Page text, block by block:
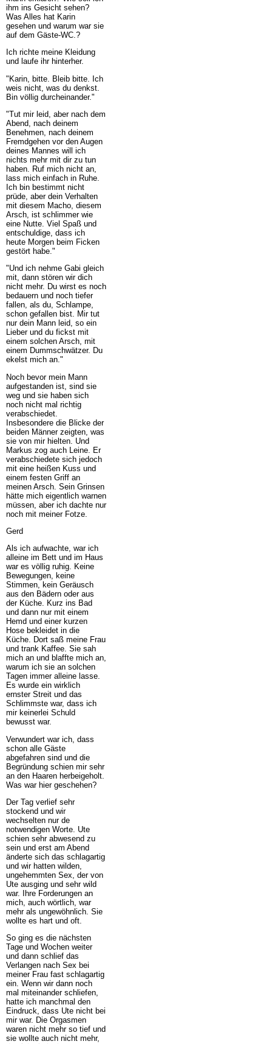
ihm ins Gesicht sehen?
Was Alles hat Karin
gesehen und warum war sie
auf dem Gäste-WC.?
Ich richte meine Kleidung
und laufe ihr hinterher.
"Karin, bitte. Bleib bitte. Ich
weis nicht, was du denkst.
Bin völlig durcheinander."
"Tut mir leid, aber nach dem
Abend, nach deinem
Benehmen, nach deinem
Fremdgehen vor den Augen
deines Mannes will ich
nichts mehr mit dir zu tun
haben. Ruf mich nicht an,
lass mich einfach in Ruhe.
Ich bin bestimmt nicht
prüde, aber dein Verhalten
mit diesem Macho, diesem
Arsch, ist schlimmer wie
eine Nutte. Viel Spaß und
entschuldige, dass ich
heute Morgen beim Ficken
gestört habe."
"Und ich nehme Gabi gleich
mit, dann stören wir dich
nicht mehr. Du wirst es noch
bedauern und noch tiefer
fallen, als du, Schlampe,
schon gefallen bist. Mir tut
nur dein Mann leid, so ein
Lieber und du fickst mit
einem solchen Arsch, mit
einem Dummschwätzer. Du
ekelst mich an."
Noch bevor mein Mann
aufgestanden ist, sind sie
weg und sie haben sich
noch nicht mal richtig
verabschiedet.
Insbesondere die Blicke der
beiden Männer zeigten, was
sie von mir hielten. Und
Markus zog auch Leine. Er
verabschiedete sich jedoch
mit eine heißen Kuss und
einem festen Griff an
meinen Arsch. Sein Grinsen
hätte mich eigentlich warnen
müssen, aber ich dachte nur
noch mit meiner Fotze.
Gerd
Als ich aufwachte, war ich
alleine im Bett und im Haus
war es völlig ruhig. Keine
Bewegungen, keine
Stimmen, kein Geräusch
aus den Bädern oder aus
der Küche. Kurz ins Bad
und dann nur mit einem
Hemd und einer kurzen
Hose bekleidet in die
Küche. Dort saß meine Frau
und trank Kaffee. Sie sah
mich an und blaffte mich an,
warum ich sie an solchen
Tagen immer alleine lasse.
Es wurde ein wirklich
ernster Streit und das
Schlimmste war, dass ich
mir keinerlei Schuld
bewusst war.
Verwundert war ich, dass
schon alle Gäste
abgefahren sind und die
Begründung schien mir sehr
an den Haaren herbeigeholt.
Was war hier geschehen?
Der Tag verlief sehr
stockend und wir
wechselten nur de
notwendigen Worte. Ute
schien sehr abwesend zu
sein und erst am Abend
änderte sich das schlagartig
und wir hatten wilden,
ungehemmten Sex, der von
Ute ausging und sehr wild
war. Ihre Forderungen an
mich, auch wörtlich, war
mehr als ungewöhnlich. Sie
wollte es hart und oft.
So ging es die nächsten
Tage und Wochen weiter
und dann schlief das
Verlangen nach Sex bei
meiner Frau fast schlagartig
ein. Wenn wir dann noch
mal miteinander schliefen,
hatte ich manchmal den
Eindruck, dass Ute nicht bei
mir war. Die Orgasmen
waren nicht mehr so tief und
sie wollte auch nicht mehr,